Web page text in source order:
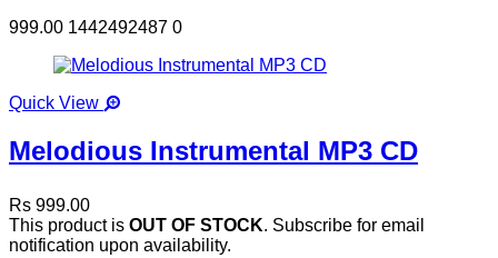
999.00 1442492487 0
Quick View
Melodious Instrumental MP3 CD
Rs 999.00
This product is OUT OF STOCK. Subscribe for email
notification upon availability.